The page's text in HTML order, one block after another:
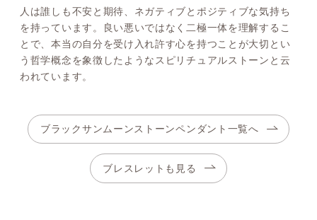
人は誰しも不安と期待、ネガティブとポジティブな気持ち
を持っています。良い悪いではなく二極一体を理解するこ
とで、本当の自分を受け入れ許す心を持つことが大切とい
う哲学概念を象徴したようなスピリチュアルストーンと云
われています。
ブラックサンムーンストーンペンダント一覧へ
ブレスレットも見る